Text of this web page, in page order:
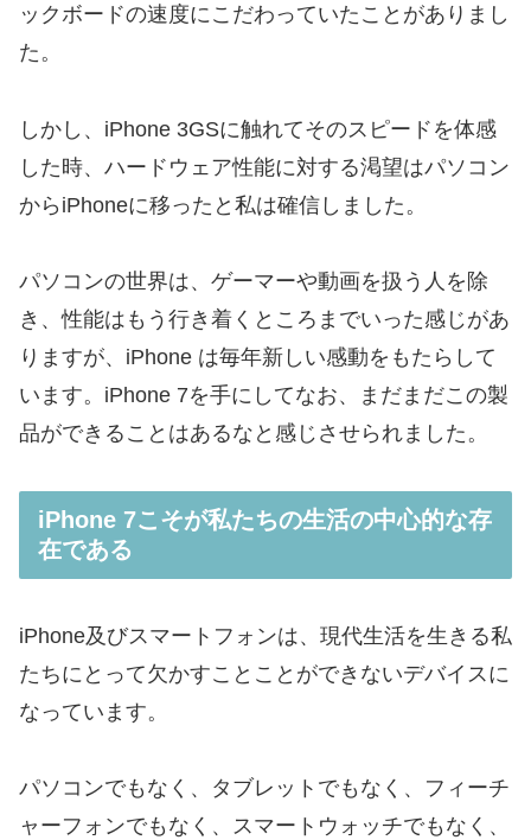
ックボードの速度にこだわっていたことがありまし
た。
しかし、iPhone 3GSに触れてそのスピードを体感
した時、ハードウェア性能に対する渇望はパソコン
からiPhoneに移ったと私は確信しました。
パソコンの世界は、ゲーマーや動画を扱う人を除
き、性能はもう行き着くところまでいった感じがあ
りますが、iPhone は毎年新しい感動をもたらして
います。iPhone 7を手にしてなお、まだまだこの製
品ができることはあるなと感じさせられました。
iPhone 7こそが私たちの生活の中心的な存
在である
iPhone及びスマートフォンは、現代生活を生きる私
たちにとって欠かすことことができないデバイスに
なっています。
パソコンでもなく、タブレットでもなく、フィーチ
ャーフォンでもなく、スマートウォッチでもなく、